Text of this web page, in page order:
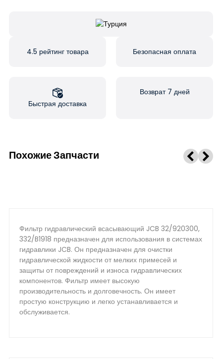
4.5 рейтинг товара Безопасная оплата
Быстрая доставка
Возврат 7 дней
Похожие Запчасти
Фильтр гидравлический всасывающий JCB 32/920300,
332/B1918 предназначен для использования в системах
гидравлики JCB. Он предназначен для очистки
гидравлической жидкости от мелких примесей и
защиты от повреждений и износа гидравлических
компонентов. Фильтр имеет высокую
производительность и долговечность. Он имеет
простую конструкцию и легко устанавливается и
обслуживается.